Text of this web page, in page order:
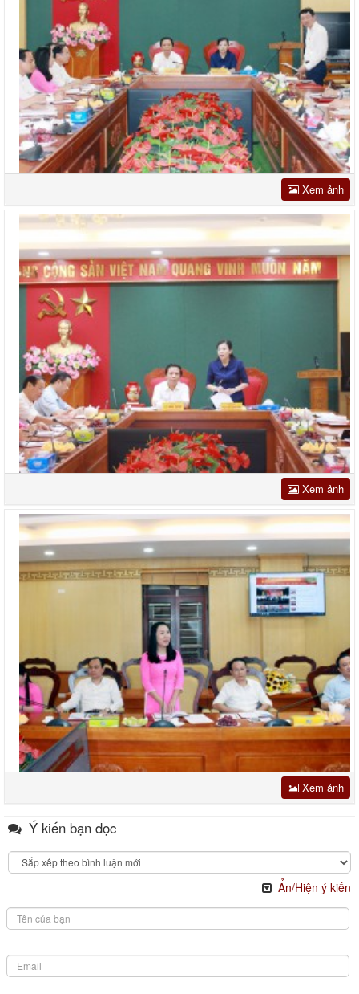
Xem ảnh
Xem ảnh
Xem ảnh
Ý kiến bạn đọc
Ẩn/Hiện ý kiến